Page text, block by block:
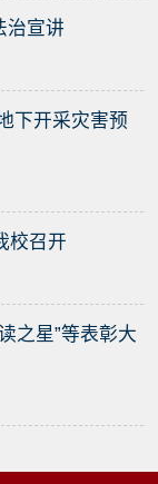
治宣讲
下开采灾害预
校召开
之星”等表彰大